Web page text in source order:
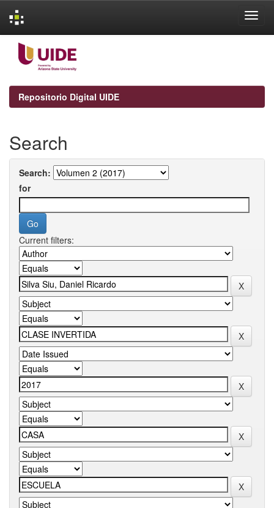
navigation
Repositorio Digital UIDE
Search
Search:
for
Current filters: